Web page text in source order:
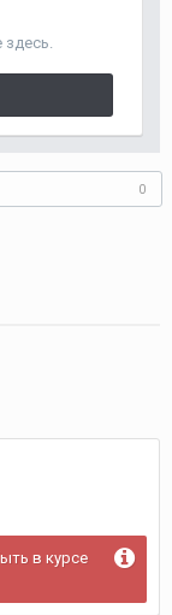
здесь.
0
в курсе